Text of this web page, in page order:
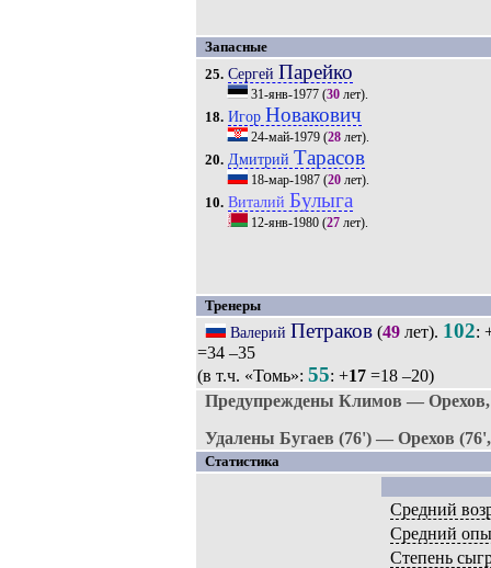
Запасные
25. Сергей Парейко
31-янв-1977(30лет).
18. Игор Новакович
24-май-1979(28лет).
20. Дмитрий Тарасов
18-мар-1987(20лет).
10. Виталий Булыга
12-янв-1980(27лет).
Тренеры
Валерий Петраков(49лет). 102:
=34 –35
(в т.ч. «Томь»: 55: +17 =18 –20)
Предупреждены Климов —
Удалены Бугаев (76') — Орехов
Статистика
Средний
Средний
Степень